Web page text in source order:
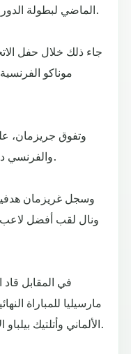
الماضي لبطولة الدوري الأوروبي لكرة القدم (يوروبا ليغ).
جاء ذلك خلال حفل
موناكو
وتفوق جريزمان،
والفرنسي ديميتري باييه، نجم أولمبيك مارسيليا.
وسجل غريزمان هدفين
ونال لقب أفضل لاعب
في المقابل قاد
مارسيليا للمباراة
الألماني وأتلتيك بيلباو الإسباني في الأدوار السابقة للبطولة.